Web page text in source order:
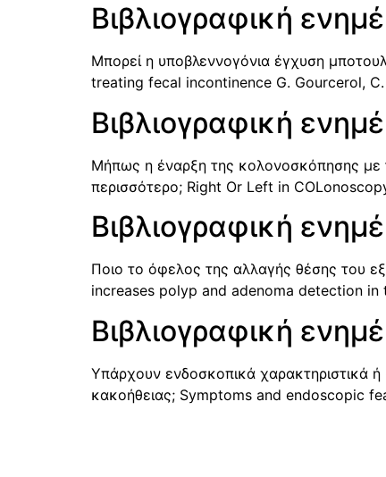
Βιβλιογραφική
Μπορεί η υποβλεννογόνια έγχυση
treating fecal incontinence G. Gourcerol,
Βιβλιογραφική
Μήπως η έναρξη της κολονοσκόπησης με
περισσότερο; Right Or Left in
Βιβλιογραφική
Ποιο το όφελος της αλλαγής θέσης του
increases polyp and adenoma detection
Βιβλιογραφική
Υπάρχουν ενδοσκοπικά χαρακτηριστικά
κακοήθειας; Symptoms and endoscopic